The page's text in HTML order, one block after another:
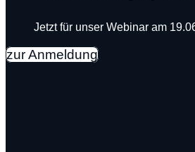
Jetzt für unser Webinar am
zur Anmeldung